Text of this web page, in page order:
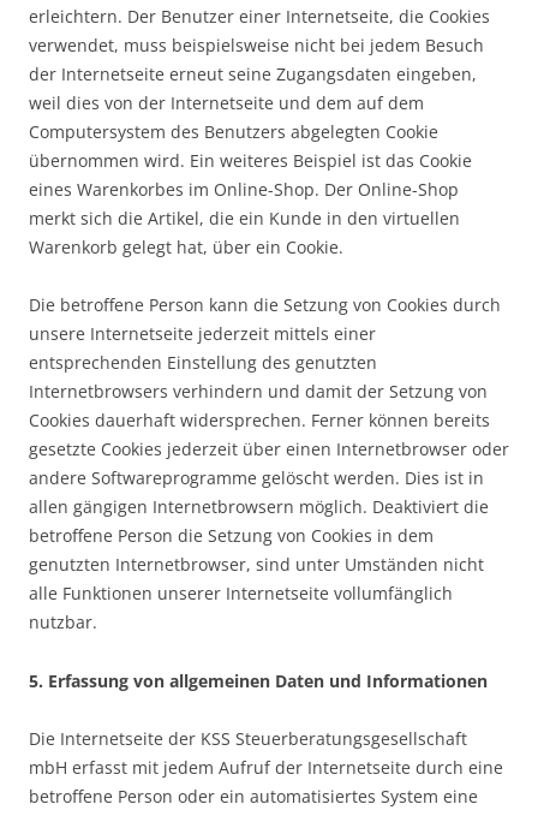
erleichtern. Der Benutzer einer Internetseite, die Cookies
verwendet, muss beispielsweise nicht bei jedem Besuch
der Internetseite erneut seine Zugangsdaten eingeben,
weil dies von der Internetseite und dem auf dem
Computersystem des Benutzers abgelegten Cookie
übernommen wird. Ein weiteres Beispiel ist das Cookie
eines Warenkorbes im Online-Shop. Der Online-Shop
merkt sich die Artikel, die ein Kunde in den virtuellen
Warenkorb gelegt hat, über ein Cookie.
Die betroffene Person kann die Setzung von Cookies durch
unsere Internetseite jederzeit mittels einer
entsprechenden Einstellung des genutzten
Internetbrowsers verhindern und damit der Setzung von
Cookies dauerhaft widersprechen. Ferner können bereits
gesetzte Cookies jederzeit über einen Internetbrowser oder
andere Softwareprogramme gelöscht werden. Dies ist in
allen gängigen Internetbrowsern möglich. Deaktiviert die
betroffene Person die Setzung von Cookies in dem
genutzten Internetbrowser, sind unter Umständen nicht
alle Funktionen unserer Internetseite vollumfänglich
nutzbar.
5. Erfassung von allgemeinen Daten und Informationen
Die Internetseite der KSS Steuerberatungsgesellschaft
mbH erfasst mit jedem Aufruf der Internetseite durch eine
betroffene Person oder ein automatisiertes System eine